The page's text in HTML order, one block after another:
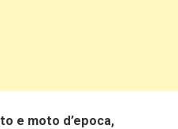
e moto d’epoca,